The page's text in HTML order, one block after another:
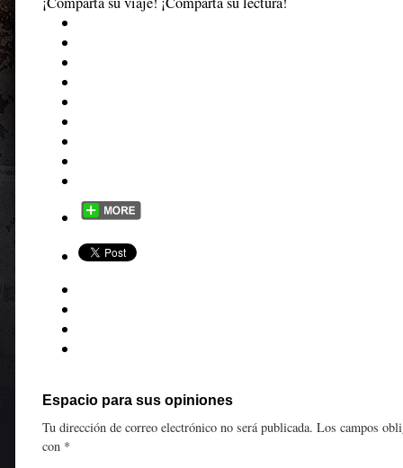
Espacio para sus opiniones
Tu dirección de correo electrónico no será publicada. Los campos
con *